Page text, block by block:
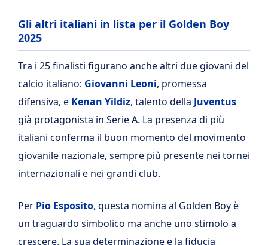
Gli altri italiani in lista per il Golden Boy
2025
Tra i 25 finalisti figurano anche altri due giovani del
calcio italiano: Giovanni Leoni, promessa
difensiva, e Kenan Yildiz, talento della Juventus
già protagonista in Serie A. La presenza di più
italiani conferma il buon momento del movimento
giovanile nazionale, sempre più presente nei tornei
internazionali e nei grandi club.
Per Pio Esposito, questa nomina al Golden Boy è
un traguardo simbolico ma anche uno stimolo a
crescere. La sua determinazione e la fiducia